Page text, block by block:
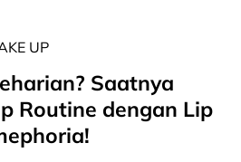
UP
Saatnya
Routine dengan Lip